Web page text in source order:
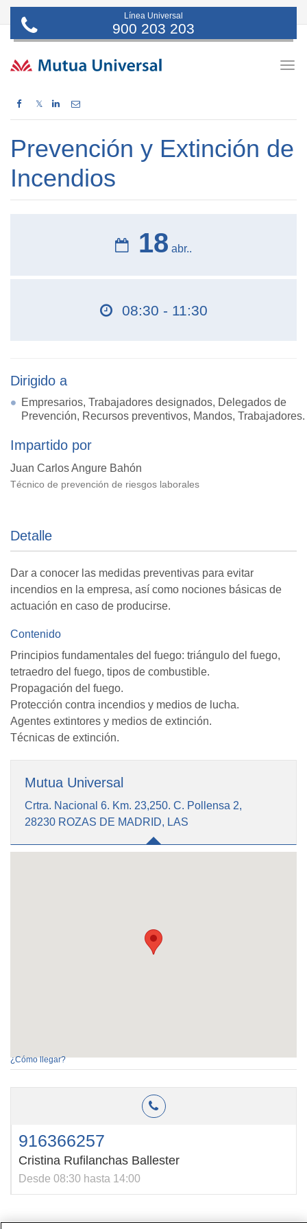
Línea Universal
900 203 203
𝕏
Prevención y Extinción de
Incendios
18 abr..
08:30 - 11:30
Dirigido a
Empresarios, Trabajadores designados, Delegados de
Prevención, Recursos preventivos, Mandos, Trabajadores.
Impartido por
Juan Carlos Angure Bahón
Técnico de prevención de riesgos laborales
Detalle
Dar a conocer las medidas preventivas para evitar
incendios en la empresa, así como nociones básicas de
actuación en caso de producirse.
Contenido
Principios fundamentales del fuego: triángulo del fuego,
tetraedro del fuego, tipos de combustible.
Propagación del fuego.
Protección contra incendios y medios de lucha.
Agentes extintores y medios de extinción.
Técnicas de extinción.
Mutua Universal
Crtra. Nacional 6. Km. 23,250. C. Pollensa 2,
28230 ROZAS DE MADRID, LAS
¿Cómo llegar?
916366257
Cristina Rufilanchas Ballester
Desde 08:30 hasta 14:00